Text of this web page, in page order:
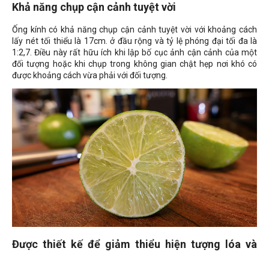
Khả năng chụp cận cảnh tuyệt vời
Ống kính có khả năng chụp cận cảnh tuyệt vời với khoảng cách
lấy nét tối thiểu là 17cm. ở đầu rộng và tỷ lệ phóng đại tối đa là
1:2,7. Điều này rất hữu ích khi lập bố cục ảnh cận cảnh của một
đối tượng hoặc khi chụp trong không gian chật hẹp nơi khó có
được khoảng cách vừa phải với đối tượng.
Được thiết kế để giảm thiểu hiện tượng lóa và